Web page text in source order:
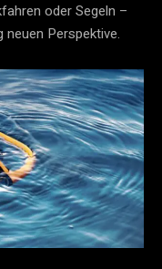
oder Segeln –
Perspektive.